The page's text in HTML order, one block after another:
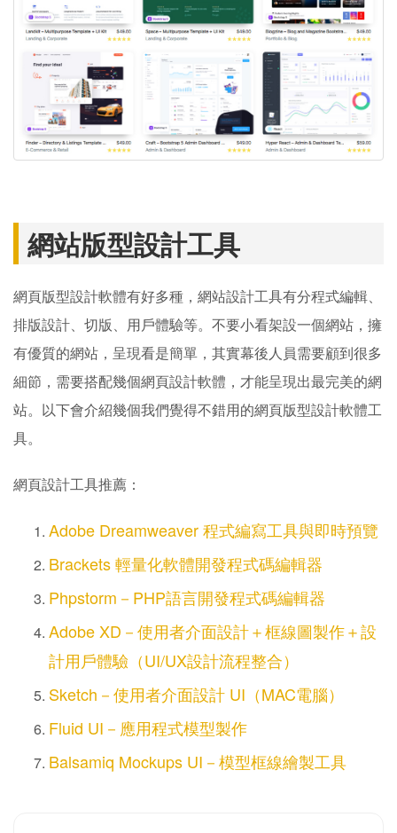
網站版型設計工具
網頁版型設計軟體有好多種，網站設計工具有分程式編輯、
排版設計、切版、用戶體驗等。不要小看架設一個網站，擁
有優質的網站，呈現看是簡單，其實幕後人員需要顧到很多
細節，需要搭配幾個網頁設計軟體，才能呈現出最完美的網
站。以下會介紹幾個我們覺得不錯用的網頁版型設計軟體工
具。
網頁設計工具推薦：
Adobe Dreamweaver 程式編寫工具與即時預覽
Brackets 輕量化軟體開發程式碼編輯器
Phpstorm－PHP語言開發程式碼編輯器
Adobe XD－使用者介面設計＋框線圖製作＋設
計用戶體驗（UI/UX設計流程整合）
Sketch－使用者介面設計 UI（MAC電腦）
Fluid UI－應用程式模型製作
Balsamiq Mockups UI－模型框線繪製工具